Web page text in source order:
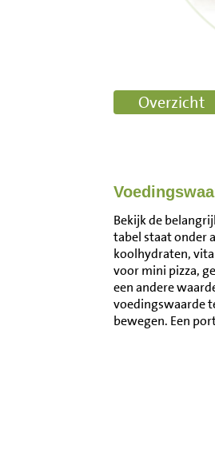
Bekijk de
tabel staat onder
koolhydraten,
voor mini pizza,
een andere
voedingswaarde
bewegen. Een